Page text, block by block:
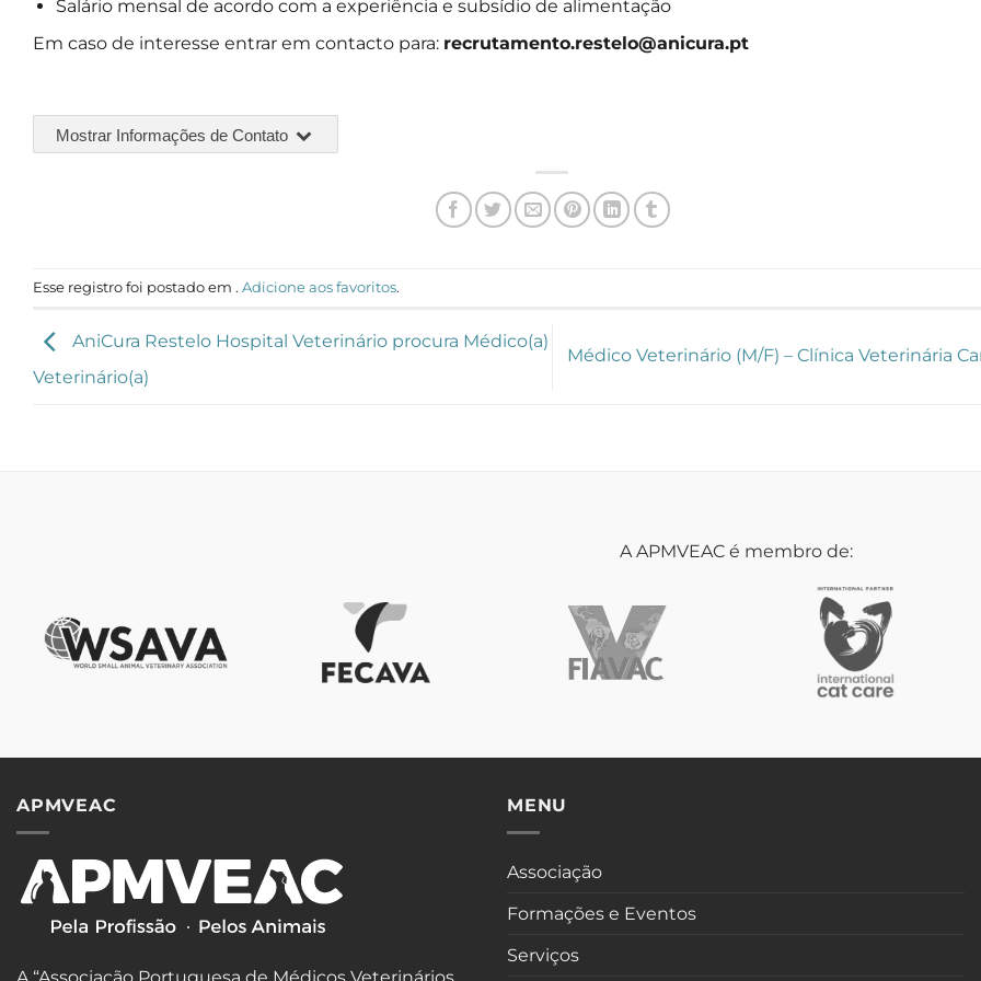
Salário mensal de acordo com a experiência e subsídio de alimentação
Em caso de interesse entrar em contacto para: recrutamento.restelo@anicura.pt
Mostrar Informações de Contato
Esse registro foi postado em . Adicione aos favoritos.
AniCura Restelo Hospital Veterinário procura Médico(a)
Veterinário(a)
Médico Veterinário (M/F) – Clínica Veterinária
A APMVEAC é membro de:
APMVEAC MENU
Associação
Formações e Eventos
Serviços